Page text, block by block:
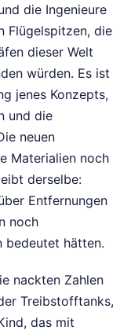
die Ingenieure
Flügelspitzen, die
dieser Welt
würden. Es ist
jenes Konzepts,
und die
neuen
Materialien noch
derselbe:
Entfernungen
noch
bedeutet hätten.
nackten Zahlen
Treibstofftanks,
das mit